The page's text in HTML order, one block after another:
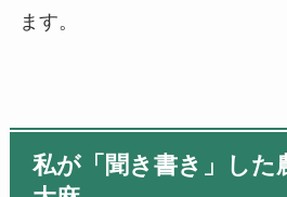
ます。
私が「聞き書き」した